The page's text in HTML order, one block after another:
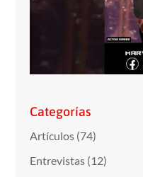
Categorías
Artículos (74)
Entrevistas (12)